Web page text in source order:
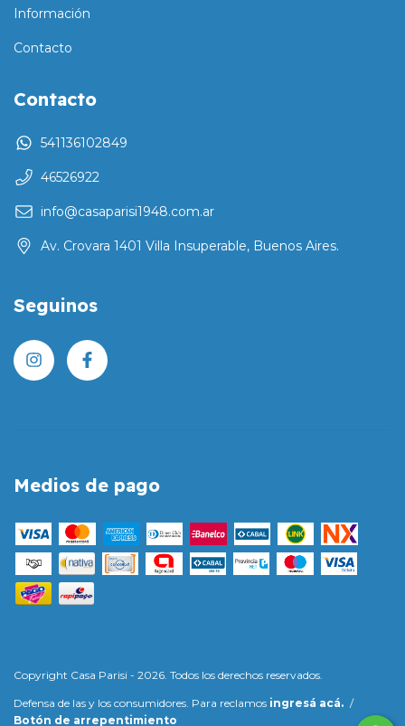
Información
Contacto
Contacto
541136102849
46526922
info@casaparisi1948.com.ar
Av. Crovara 1401 Villa Insuperable, Buenos Aires.
Seguinos
Medios de pago
Copyright Casa Parisi - 2026. Todos los derechos reservados.
Defensa de las y los consumidores. Para reclamos ingresá acá. /
Botón de arrepentimiento